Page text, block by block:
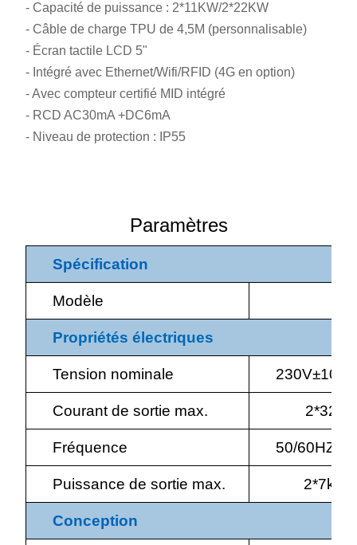
- Capacité de puissance : 2*11KW/2*22KW
- Câble de charge TPU de 4,5M (personnalisable)
- Écran tactile LCD 5"
- Intégré avec Ethernet/Wifi/RFID (4G en option)
- Avec compteur certifié MID intégré
- RCD AC30mA +DC6mA
- Niveau de protection : IP55
Paramètres
Spécification
Modèle
Propriétés électriques
Tension nominale 230V±10%
Courant de sortie max. 2*32A
Fréquence 50/60HZ
Puissance de sortie max. 2*7kW
Conception